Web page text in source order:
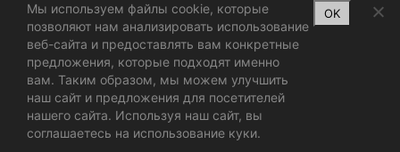
Мы используем файлы cookie, которые
позволяют нам анализировать использование
веб-сайта и предоставлять вам конкретные
предложения, которые подходят именно
вам. Таким образом, мы можем улучшить
наш сайт и предложения для посетителей
нашего сайта. Используя наш сайт, вы
соглашаетесь на использование куки.
OK